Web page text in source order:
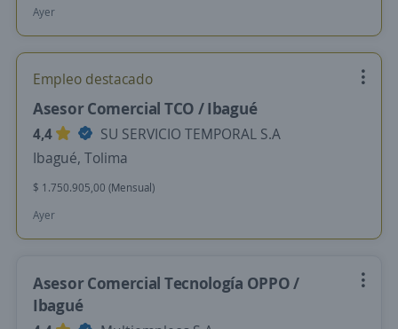
Ayer
Empleo destacado
Asesor Comercial TCO / Ibagué
4,4
SU SERVICIO TEMPORAL S.A
Ibagué, Tolima
$ 1.750.905,00 (Mensual)
Ayer
Asesor Comercial Tecnología OPPO /
Ibagué